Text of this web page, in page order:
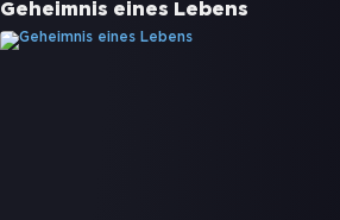
Geheimnis eines Lebens